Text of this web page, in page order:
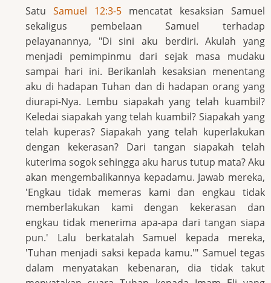
Satu Samuel 12:3-5 mencatat kesaksian Samuel
sekaligus pembelaan Samuel terhadap
pelayanannya, "Di sini aku berdiri. Akulah yang
menjadi pemimpinmu dari sejak masa mudaku
sampai hari ini. Berikanlah kesaksian menentang
aku di hadapan Tuhan dan di hadapan orang yang
diurapi-Nya. Lembu siapakah yang telah kuambil?
Keledai siapakah yang telah kuambil? Siapakah yang
telah kuperas? Siapakah yang telah kuperlakukan
dengan kekerasan? Dari tangan siapakah telah
kuterima sogok sehingga aku harus tutup mata? Aku
akan mengembalikannya kepadamu. Jawab mereka,
'Engkau tidak memeras kami dan engkau tidak
memberlakukan kami dengan kekerasan dan
engkau tidak menerima apa-apa dari tangan siapa
pun.' Lalu berkatalah Samuel kepada mereka,
'Tuhan menjadi saksi kepada kamu.'" Samuel tegas
dalam menyatakan kebenaran, dia tidak takut